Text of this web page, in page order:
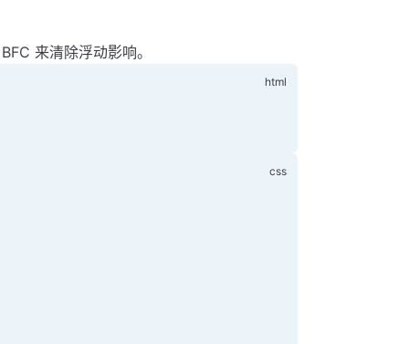
来清除浮动影响。